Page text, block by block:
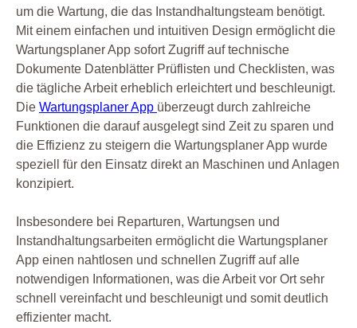
um die Wartung, die das Instandhaltungsteam benötigt.
Mit einem einfachen und intuitiven Design ermöglicht die
Wartungsplaner App sofort Zugriff auf technische
Dokumente Datenblätter Prüflisten und Checklisten, was
die tägliche Arbeit erheblich erleichtert und beschleunigt.
Die Wartungsplaner App überzeugt durch zahlreiche
Funktionen die darauf ausgelegt sind Zeit zu sparen und
die Effizienz zu steigern die Wartungsplaner App wurde
speziell für den Einsatz direkt an Maschinen und Anlagen
konzipiert.
Insbesondere bei Reparturen, Wartungsen und
Instandhaltungsarbeiten ermöglicht die Wartungsplaner
App einen nahtlosen und schnellen Zugriff auf alle
notwendigen Informationen, was die Arbeit vor Ort sehr
schnell vereinfacht und beschleunigt und somit deutlich
effizienter macht.